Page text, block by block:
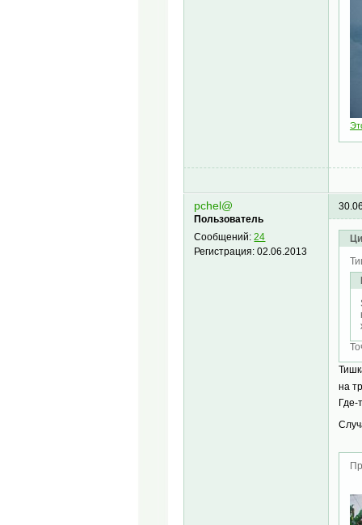
pchel@
Пользователь
Сообщений:24
Регистрация:02.06.2013
на
Где-